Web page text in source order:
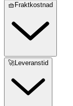
🧺Fraktkostnad
🚀Leveranstid